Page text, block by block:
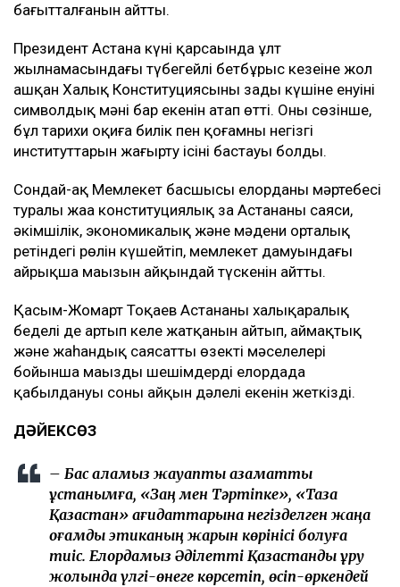
бағытталғанын айтты.
Президент Астана күні қарсаңында ұлт
жылнамасындағы түбегейлі бетбұрыс кезеңіне жол
ашқан Халық Конституциясының заңды күшіне енуінің
символдық мәні бар екенін атап өтті. Оның сөзінше,
бұл тарихи оқиға билік пен қоғамның негізгі
институттарын жаңғырту ісінің бастауы болды.
Сондай-ақ Мемлекет басшысы елорданың мәртебесі
туралы жаңа конституциялық заң Астананың саяси,
әкімшілік, экономикалық және мәдени орталық
ретіндегі рөлін күшейтіп, мемлекет дамуындағы
айрықша маңызын айқындай түскенін айтты.
Қасым-Жомарт Тоқаев Астананың халықаралық
беделі де артып келе жатқанын айтып, аймақтық
және жаһандық саясаттың өзекті мәселелері
бойынша маңызды шешімдердің елордада
қабылдануы соның айқын дәлелі екенін жеткізді.
ДӘЙЕКСӨЗ
– Бас қаламыз жауапты азаматтық
ұстанымға, «Заң мен Тәртіпке», «Таза
Қазақстан» қағидаттарына негізделген жаңа
қоғамдық этиканың жарқын көрінісі болуға
тиіс. Елордамыз Әділетті Қазақстанды құру
жолында үлгі-өнеге көрсетіп, өсіп-өркендей